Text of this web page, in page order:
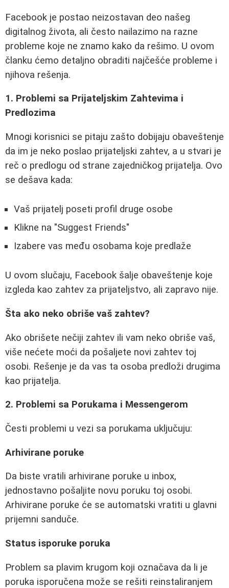
Facebook je postao neizostavan deo našeg
digitalnog života, ali često nailazimo na razne
probleme koje ne znamo kako da rešimo. U ovom
članku ćemo detaljno obraditi najčešće probleme i
njihova rešenja.
1. Problemi sa Prijateljskim Zahtevima i
Predlozima
Mnogi korisnici se pitaju zašto dobijaju obaveštenje
da im je neko poslao prijateljski zahtev, a u stvari je
reč o predlogu od strane zajedničkog prijatelja. Ovo
se dešava kada:
Vaš prijatelj poseti profil druge osobe
Klikne na "Suggest Friends"
Izabere vas među osobama koje predlaže
U ovom slučaju, Facebook šalje obaveštenje koje
izgleda kao zahtev za prijateljstvo, ali zapravo nije.
Šta ako neko obriše vaš zahtev?
Ako obrišete nečiji zahtev ili vam neko obriše vaš,
više nećete moći da pošaljete novi zahtev toj
osobi. Rešenje je da vas ta osoba predloži drugima
kao prijatelja.
2. Problemi sa Porukama i Messengerom
Česti problemi u vezi sa porukama uključuju:
Arhivirane poruke
Da biste vratili arhivirane poruke u inbox,
jednostavno pošaljite novu poruku toj osobi.
Arhivirane poruke će se automatski vratiti u glavni
prijemni sanduče.
Status isporuke poruka
Problem sa plavim krugom koji označava da li je
poruka isporučena može se rešiti reinstaliranjem